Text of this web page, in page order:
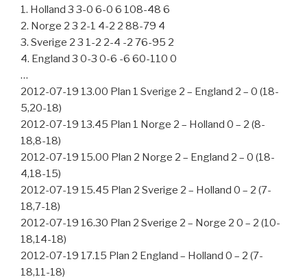
1. Holland 3 3-0 6-0 6 108-48 6
2. Norge 2 3 2-1 4-2 2 88-79 4
3. Sverige 2 3 1-2 2-4 -2 76-95 2
4. England 3 0-3 0-6 -6 60-110 0
…
2012-07-19 13.00 Plan 1 Sverige 2 – England 2 – 0 (18-
5,20-18)
2012-07-19 13.45 Plan 1 Norge 2 – Holland 0 – 2 (8-
18,8-18)
2012-07-19 15.00 Plan 2 Norge 2 – England 2 – 0 (18-
4,18-15)
2012-07-19 15.45 Plan 2 Sverige 2 – Holland 0 – 2 (7-
18,7-18)
2012-07-19 16.30 Plan 2 Sverige 2 – Norge 2 0 – 2 (10-
18,14-18)
2012-07-19 17.15 Plan 2 England – Holland 0 – 2 (7-
18,11-18)